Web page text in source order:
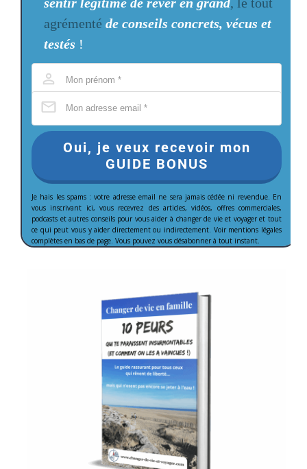
agrémenté de conseils concrets, vécus et
testés !
Oui, je veux recevoir mon
GUIDE BONUS
Je hais les spams : votre adresse email ne sera jamais cédée ni revendue. En
vous inscrivant ici, vous recevrez des articles, vidéos, offres commerciales,
podcasts et autres conseils pour vous aider à changer de vie et voyager et tout
ce qui peut vous y aider directement ou indirectement. Voir mentions légales
complètes en bas de page. Vous pouvez vous désabonner à tout instant.